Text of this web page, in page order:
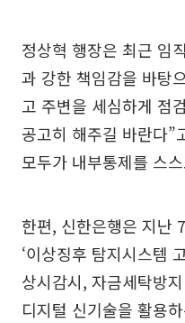
정상혁 행장은 최근 임
과 강한 책임감을 바탕
고 주변을 세심하게 점
공고히 해주길 바란다”
모두가 내부통제를 스
한편, 신한은행은 지난
‘이상징후 탐지시스템
상시감시, 자금세탁방
디지털 신기술을 활용